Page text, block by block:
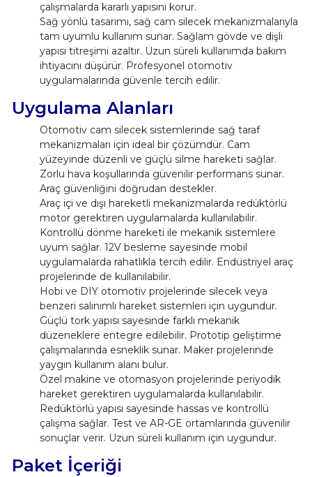
çalışmalarda kararlı yapısını korur.
Sağ yönlü tasarımı, sağ cam silecek mekanizmalarıyla
tam uyumlu kullanım sunar. Sağlam gövde ve dişli
yapısı titreşimi azaltır. Uzun süreli kullanımda bakım
ihtiyacını düşürür. Profesyonel otomotiv
uygulamalarında güvenle tercih edilir.
Uygulama Alanları
Otomotiv cam silecek sistemlerinde sağ taraf
mekanizmaları için ideal bir çözümdür. Cam
yüzeyinde düzenli ve güçlü silme hareketi sağlar.
Zorlu hava koşullarında güvenilir performans sunar.
Araç güvenliğini doğrudan destekler.
Araç içi ve dışı hareketli mekanizmalarda redüktörlü
motor gerektiren uygulamalarda kullanılabilir.
Kontrollü dönme hareketi ile mekanik sistemlere
uyum sağlar. 12V besleme sayesinde mobil
uygulamalarda rahatlıkla tercih edilir. Endüstriyel araç
projelerinde de kullanılabilir.
Hobi ve DIY otomotiv projelerinde silecek veya
benzeri salınımlı hareket sistemleri için uygundur.
Güçlü tork yapısı sayesinde farklı mekanik
düzeneklere entegre edilebilir. Prototip geliştirme
çalışmalarında esneklik sunar. Maker projelerinde
yaygın kullanım alanı bulur.
Özel makine ve otomasyon projelerinde periyodik
hareket gerektiren uygulamalarda kullanılabilir.
Redüktörlü yapısı sayesinde hassas ve kontrollü
çalışma sağlar. Test ve AR-GE ortamlarında güvenilir
sonuçlar verir. Uzun süreli kullanım için uygundur.
Paket İçeriği